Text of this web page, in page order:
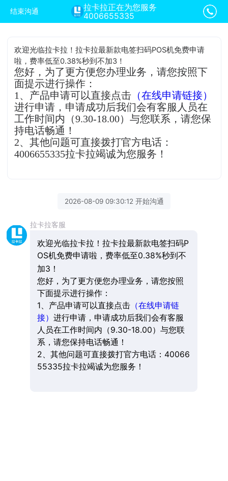
结束沟通
拉卡拉正在为您服务
4006655335
欢迎光临拉卡拉！拉卡拉最新款电签扫码POS机免费申请
啦，费率低至0.38%秒到不加3！
您好，为了更方便您办理业务，请您按照下
面提示进行操作：
1、产品申请可以直接点击 （在线申请链接）
进行申请，申请成功后我们会有客服人员在
工作时间内（9.30-18.00）与您联系，请您保
持电话畅通！
2、其他问题可直接拨打官方电话：
4006655335拉卡拉竭诚为您服务！
2026-08-09 09:30:12 开始沟通
拉卡拉客服
欢迎光临拉卡拉！拉卡拉最新款电签扫码P
OS机免费申请啦，费率低至0.38%秒到不
加3！
您好，为了更方便您办理业务，请您按照
下面提示进行操作：
1、产品申请可以直接点击（在线申请链
接） 进行申请，申请成功后我们会有客服
人员在工作时间内（9.30-18.00）与您联
系，请您保持电话畅通！
2、其他问题可直接拨打官方电话：40066
55335拉卡拉竭诚为您服务！